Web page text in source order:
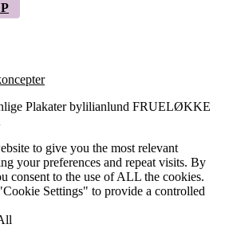
Plakater bylilianlund FRUELØKKE
to give you the most relevant
your preferences and repeat visits. By
consent to the use of ALL the cookies.
Settings" to provide a controlled